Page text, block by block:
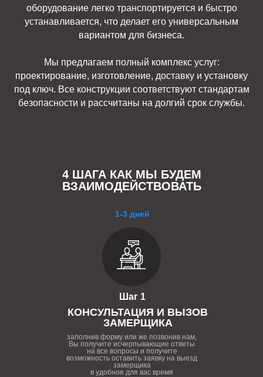
оборудование легко транспортируется и быстро
устанавливается, что делает его универсальным
вариантом для бизнеса.
Мы предлагаем полный комплекс услуг:
проектирование, изготовление, доставку и установку
под ключ. Все конструкции соответствуют стандартам
безопасности и рассчитаны на долгий срок службы.
4 ШАГА КАК МЫ БУДЕМ
ВЗАИМОДЕЙСТВОВАТЬ
1-3 дней
Шаг 1
КОНСУЛЬТАЦИЯ И ВЫЗОВ
ЗАМЕРЩИКА
заполнив форму или же позвонив нам,
Вы получите исчерпывающие ответы
на все вопросы и получите
возможность оставить заявку на выезд
замерщика
в удобное для вас время